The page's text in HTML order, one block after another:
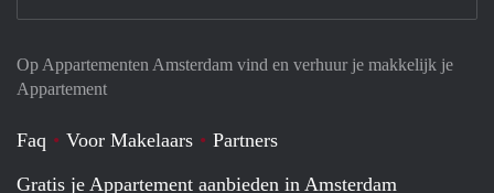
Op Appartementen Amsterdam vind en verhuur je makkelijk je
Appartement
Faq Voor Makelaars
Partners
Gratis je Appartement aanbieden in Amsterdam